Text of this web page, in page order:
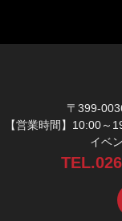
〒399-
【営業時間】10:00
イベ